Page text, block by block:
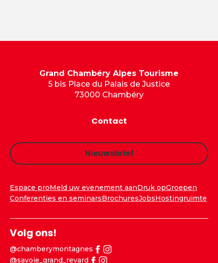
Grand Chambéry Alpes Tourisme
5 bis Place du Palais de Justice
73000 Chambéry
Contact
Nieuwsbrief
Espace proMeld uw evenement aanDruk opGroepen
Conferenties en seminarsBrochuresJobsHostingruimte
Volg ons!
@chamberymontagnes
@savoie_grand_revard